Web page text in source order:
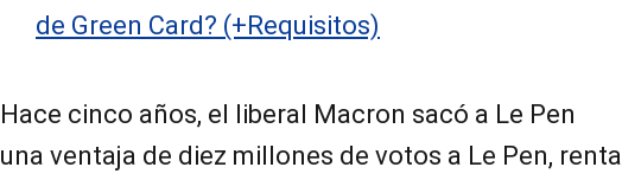
de Green Card? (+Requisitos)
Hace cinco años, el liberal Macron sacó a Le Pen
una ventaja de diez millones de votos a Le Pen, renta